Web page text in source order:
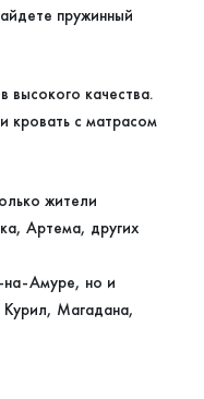
пружинный
качества.
кровать с матрасом
жители
Артема, других
Амуре, но и
Курил, Магадана,